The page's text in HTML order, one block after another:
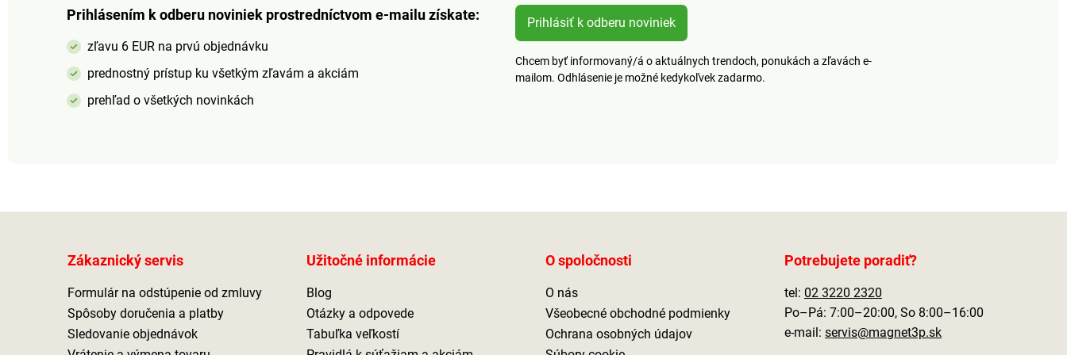
Prihlásením k odberu noviniek prostredníctvom e-mailu získate:
zľavu 6 EUR na prvú objednávku
prednostný prístup ku všetkým zľavám a akciám
prehľad o všetkých novinkách
Prihlásiť k odberu noviniek
Chcem byť informovaný/á o aktuálnych trendoch, ponukách a zľavách e-
mailom. Odhlásenie je možné kedykoľvek zadarmo.
Zákaznický servis
Formulár na odstúpenie od zmluvy
Spôsoby doručenia a platby
Sledovanie objednávok
Užitočné informácie
Blog
Otázky a odpovede
Tabuľka veľkostí
O spoločnosti
O nás
Všeobecné obchodné podmienky
Ochrana osobných údajov
Potrebujete poradiť?
tel: 02 3220 2320
Po–Pá: 7:00–20:00, So 8:00–16:00
e-mail: servis@magnet3p.sk